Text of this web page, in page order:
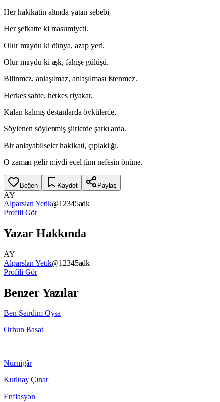
Her hakikatin altında yatan sebebi,
Her şefkatte ki masumiyeti.
Olur muydu ki dünya, azap yeri.
Olur muydu ki aşk, fahişe gülüşü.
Bilinmez, anlaşılmaz, anlaşılması istenmez.
Herkes sahte, herkes riyakar,
Kalan kalmış destanlarda öykülerde,
Söylenen söylenmiş şiirlerde şarkılarda.
Bir anlayabilseler hakikati, çıplaklığı.
O zaman gelir miydi ecel tüm nefesin önüne.
Beğen Kaydet Paylaş
AY
Alparslan Yetik@12345adk
Profili Gör
Yazar Hakkında
AY
Alparslan Yetik@12345adk
Profili Gör
Benzer Yazılar
Ben Şairdim Oysa
Orhun Basat
Nurnigâr
Kutluay Çınar
Enflasyon